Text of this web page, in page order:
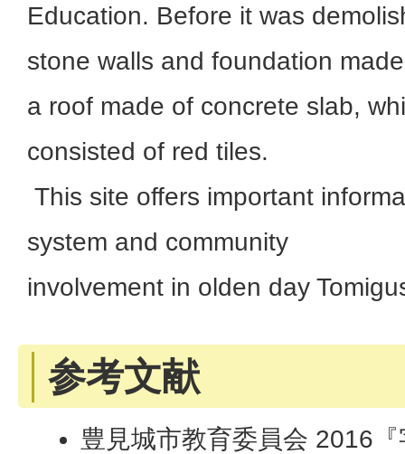
Education. Before it was
stone walls and foundation
a roof made of concrete slab,
consisted of red tiles.
This site offers important
system and community
involvement in olden day
参考文献
豊見城市教育委員会 2016